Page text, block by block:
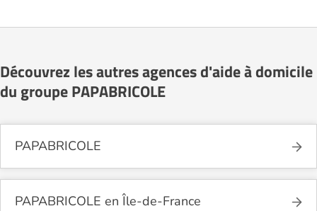
Découvrez les autres agences d'aide à domicile
du groupe PAPABRICOLE
PAPABRICOLE
PAPABRICOLE en Île-de-France